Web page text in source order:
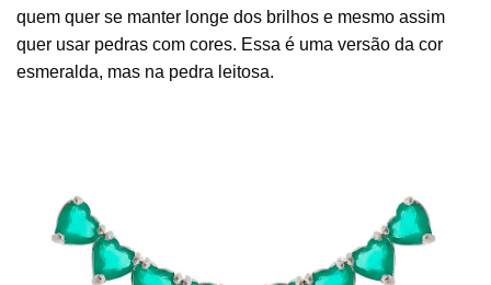
quem quer se manter longe dos brilhos e mesmo assim
quer usar pedras com cores. Essa é uma versão da cor
esmeralda, mas na pedra leitosa.